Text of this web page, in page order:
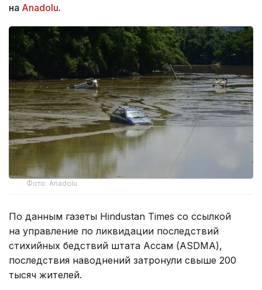
на Anadolu.
Фото: Anadolu
По данным газеты Hindustan Times со ссылкой
на управление по ликвидации последствий
стихийных бедствий штата Ассам (ASDMA),
последствия наводнений затронули свыше 200
тысяч жителей.